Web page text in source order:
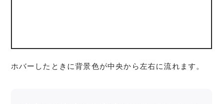
ホバーしたときに背景色が中央から左右に流れます。